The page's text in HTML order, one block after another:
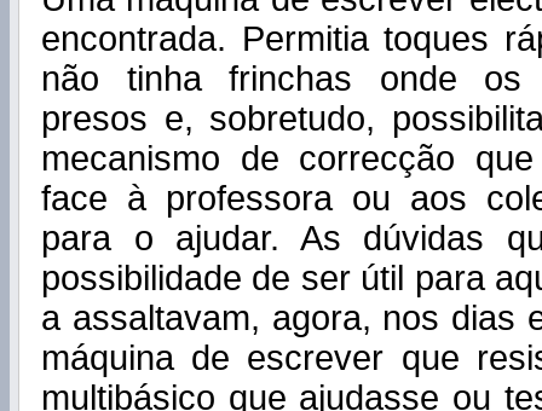
encontrada. Permitia toques
não tinha frinchas onde os
presos e, sobretudo,
mecanismo de correcção
face à professora ou aos
para o ajudar. As dúvidas
possibilidade de ser útil para
a assaltavam, agora, nos dias
máquina de escrever que
multibásico que ajudasse ou